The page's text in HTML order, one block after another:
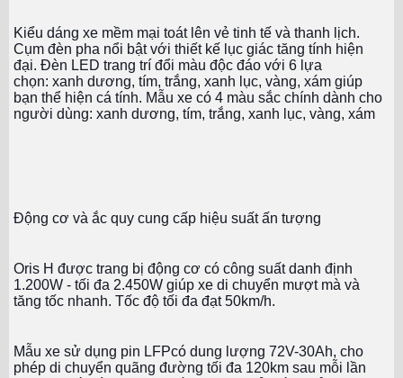
Kiểu dáng xe mềm mại toát lên vẻ tinh tế và thanh lịch.
Cụm đèn pha nổi bật với thiết kế lục giác tăng tính hiện
đại. Đèn LED trang trí đổi màu độc đáo với 6 lựa
chọn: xanh dương, tím, trắng, xanh lục, vàng, xám giúp
bạn thể hiện cá tính. Mẫu xe có 4 màu sắc chính dành cho
người dùng: xanh dương, tím, trắng, xanh lục, vàng, xám
Động cơ và ắc quy cung cấp hiệu suất ấn tượng
Oris H được trang bị động cơ có công suất danh định
1.200W - tối đa 2.450W giúp xe di chuyển mượt mà và
tăng tốc nhanh. Tốc độ tối đa đạt 50km/h.
Mẫu xe sử dụng pin LFPcó dung lượng 72V-30Ah, cho
phép di chuyển quãng đường tối đa 120km sau mỗi lần